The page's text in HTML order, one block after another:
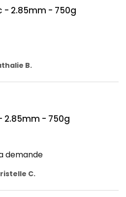
- 2.85mm - 750g
B.
2.85mm - 750g
demande
C.